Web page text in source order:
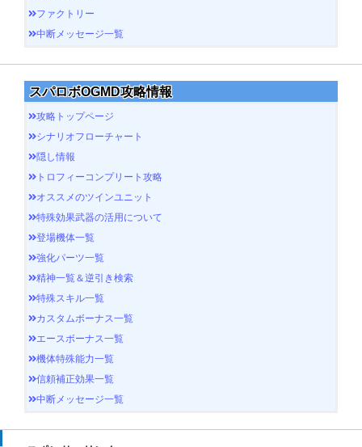
ファクトリー
中断メッセージ一覧
スパロボOGMD攻略情報
攻略トップページ
シナリオフローチャート
隠し情報
トロフィーコンプリート攻略
オススメのツインユニット
特殊効果武器の活用について
登場機体一覧
強化パーツ一覧
精神一覧＆逆引き検索
特殊スキル一覧
カスタムボーナス一覧
エースボーナス一覧
機体特殊能力一覧
信頼補正効果一覧
中断メッセージ一覧